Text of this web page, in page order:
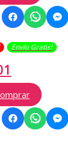
Envío Gratis​​​!